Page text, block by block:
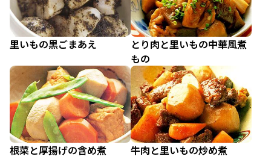
里いもの黒ごまあえ
とり肉と里いもの中華風煮
もの
根菜と厚揚げの含め煮 牛肉と里いもの炒め煮